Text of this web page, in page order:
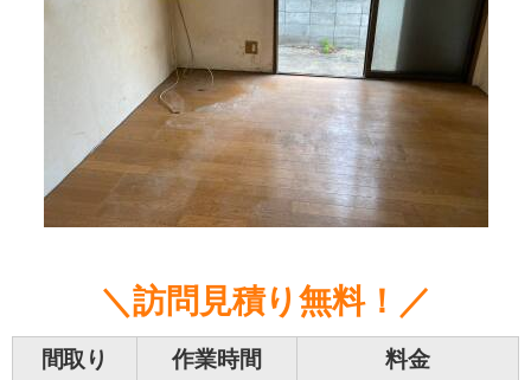
＼訪問見積り無料！／
間取り 作業時間 料金